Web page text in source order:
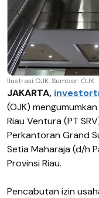
Ilustrasi OJK. Sumber: OJK.
JAKARTA,
(OJK)
Riau Ventura (PT
Perkantoran Grand
Setia Maharaja (d/h
Provinsi Riau.
Pencabutan izin